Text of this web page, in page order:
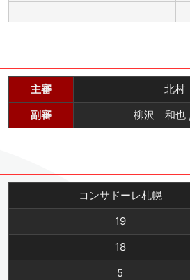
主審 北
副審
柳沢 和也
コンサドーレ札幌
19
18
5